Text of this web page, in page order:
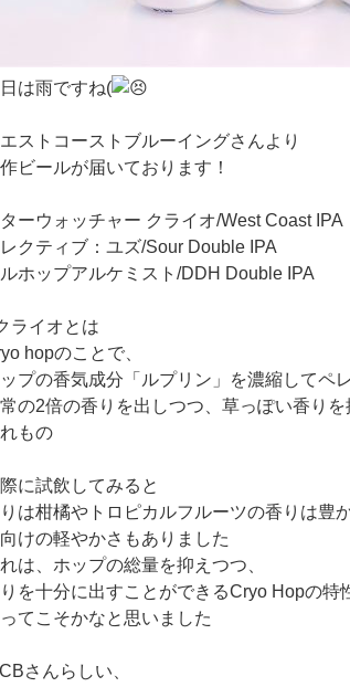
は雨ですね(
ストコーストブルーイングさんより
ビールが届いております！
ーウォッチャー クライオ/West Coast IPA
クティブ：ユズ/Sour Double IPA
ホップアルケミスト/DDH Double IPA
ライオとは
hopのことで、
プの香気成分「ルプリン」を濃縮してペ
の2倍の香りを出しつつ、草っぽい香りを
もの
に試飲してみると
は柑橘やトロピカルフルーツの香りは豊か
けの軽やかさもありました
は、ホップの総量を抑えつつ、
を十分に出すことができるCryo Hopの特
てこそかなと思いました
さんらしい、